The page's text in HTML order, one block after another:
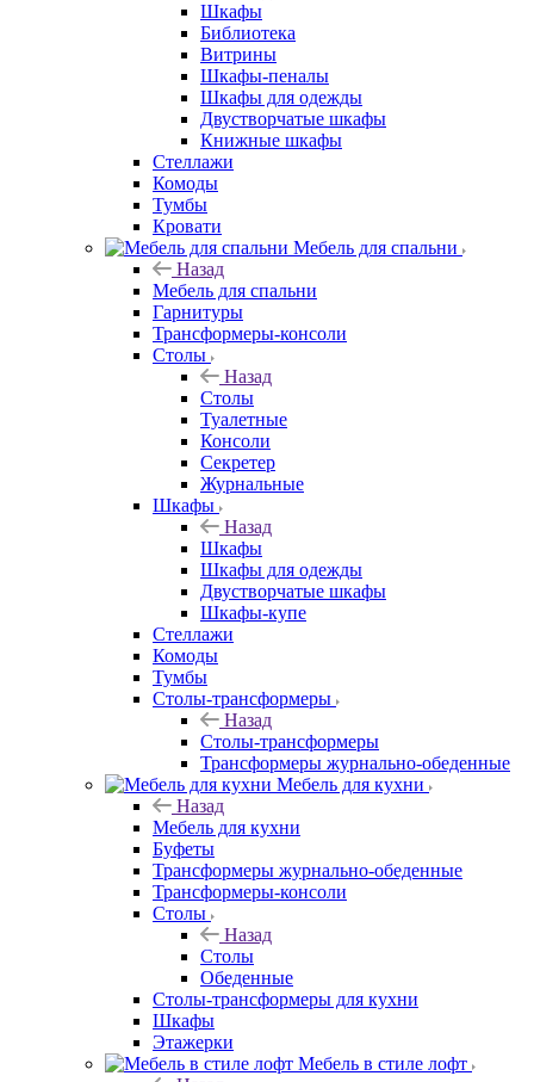
Шкафы
Библиотека
Витрины
Шкафы-пеналы
Шкафы для одежды
Двустворчатые шкафы
Книжные шкафы
Стеллажи
Комоды
Тумбы
Кровати
Мебель для спальни
Назад
Мебель для спальни
Гарнитуры
Трансформеры-консоли
Столы
Назад
Столы
Туалетные
Консоли
Секретер
Журнальные
Шкафы
Назад
Шкафы
Шкафы для одежды
Двустворчатые шкафы
Шкафы-купе
Стеллажи
Комоды
Тумбы
Столы-трансформеры
Назад
Столы-трансформеры
Трансформеры журнально-обеденные
Мебель для кухни
Назад
Мебель для кухни
Буфеты
Трансформеры журнально-обеденные
Трансформеры-консоли
Столы
Назад
Столы
Обеденные
Столы-трансформеры для кухни
Шкафы
Этажерки
Мебель в стиле лофт